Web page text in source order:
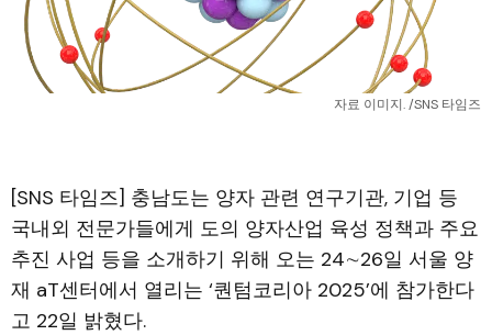
자료 이미지. /SNS 타임즈
[SNS 타임즈] 충남도는 양자 관련 연구기관, 기업 등
국내외 전문가들에게 도의 양자산업 육성 정책과 주요
추진 사업 등을 소개하기 위해 오는 24∼26일 서울 양
재 aT센터에서 열리는 ‘퀀텀코리아 2025’에 참가한다
고 22일 밝혔다.